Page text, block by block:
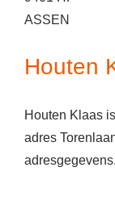
ASSEN
Houten
Houten Klaas
adres
adresgegevens.